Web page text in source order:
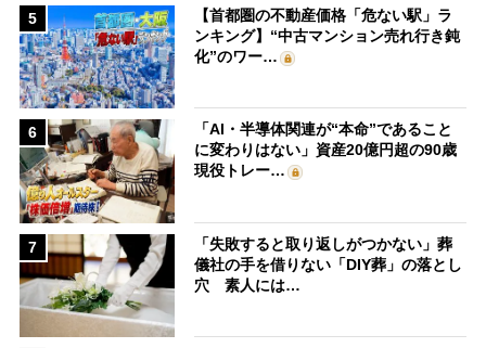
5
【首都圏の不動産価格「危ない駅」ラ
ンキング】“中古マンション売れ行き鈍
化”のワー…
6
「AI・半導体関連が“本命”であること
に変わりはない」資産20億円超の90歳
現役トレー…
7
「失敗すると取り返しがつかない」葬
儀社の手を借りない「DIY葬」の落とし
穴 素人には…